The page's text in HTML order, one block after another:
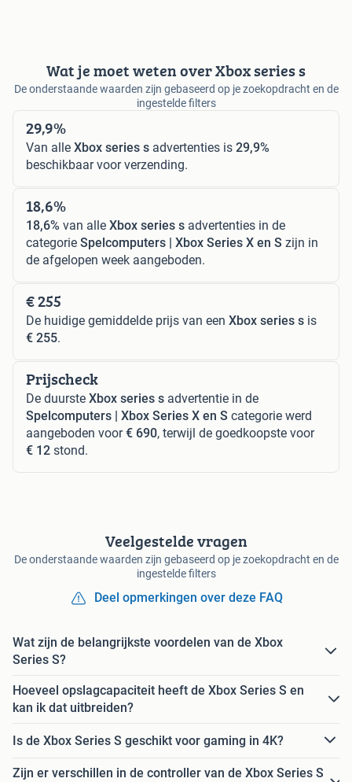
Wat je moet weten over Xbox series s
De onderstaande waarden zijn gebaseerd op je zoekopdracht en de
ingestelde filters
29,9%
Van alle Xbox series s advertenties is 29,9%
beschikbaar voor verzending.
18,6%
18,6% van alle Xbox series s advertenties in de
categorie Spelcomputers | Xbox Series X en S zijn in
de afgelopen week aangeboden.
€ 255
De huidige gemiddelde prijs van een Xbox series s is
€ 255.
Prijscheck
De duurste Xbox series s advertentie in de
Spelcomputers | Xbox Series X en S categorie werd
aangeboden voor€ 690, terwijl de goedkoopste voor
€ 12 stond.
Veelgestelde vragen
De onderstaande waarden zijn gebaseerd op je zoekopdracht en de
ingestelde filters
Deel opmerkingen over deze FAQ
Wat zijn de belangrijkste voordelen van de Xbox
Series S?
Hoeveel opslagcapaciteit heeft de Xbox Series S en
kan ik dat uitbreiden?
Is de Xbox Series S geschikt voor gaming in 4K?
Zijn er verschillen in de controller van de Xbox Series S